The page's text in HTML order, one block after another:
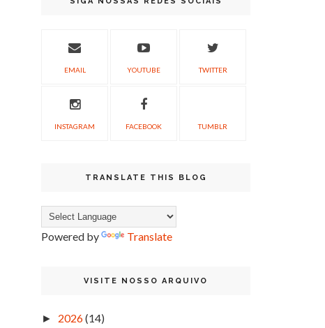
EMAIL YOUTUBE TWITTER
INSTAGRAM FACEBOOK TUMBLR
TRANSLATE THIS BLOG
Powered by Translate
VISITE NOSSO ARQUIVO
► 2026(14)